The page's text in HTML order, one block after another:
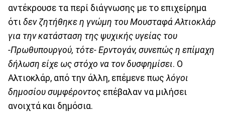
αντέκρουσε τα περί διάγνωσης με το επιχείρημα
ότι δεν ζητήθηκε η γνώμη του Μουσταφά Αλτιοκλάρ
για την κατάσταση της ψυχικής υγείας του
-Πρωθυπουργού, τότε- Ερντογάν, συνεπώς η επίμαχη
δήλωση είχε ως στόχο να τον δυσφημίσει. Ο
Αλτιοκλάρ, από την άλλη, επέμενε πωςλόγοι
δημοσίου συμφέροντος επέβαλαν να μιλήσει
ανοιχτά και δημόσια.